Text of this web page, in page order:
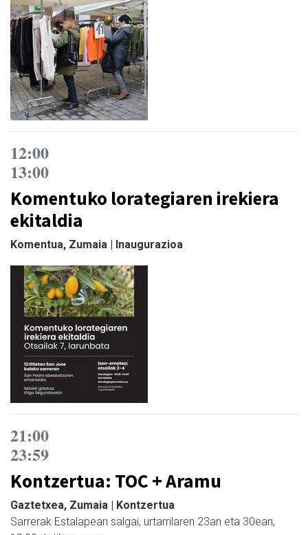
12:00
13:00
Komentuko lorategiaren irekiera
ekitaldia
Komentua, Zumaia | Inaugurazioa
21:00
23:59
Kontzertua: TOC + Aramu
Gaztetxea, Zumaia | Kontzertua
Sarrerak Estalapean salgai, urtarrilaren 23an eta 30ean,